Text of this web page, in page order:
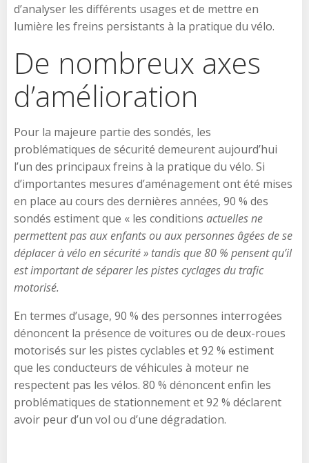
d’analyser les différents usages et de mettre en
lumière les freins persistants à la pratique du vélo.
De nombreux axes
d’amélioration
Pour la majeure partie des sondés, les
problématiques de sécurité demeurent aujourd’hui
l’un des principaux freins à la pratique du vélo. Si
d’importantes mesures d’aménagement ont été mises
en place au cours des dernières années, 90 % des
sondés estiment que « les conditions actuelles ne
permettent pas aux enfants ou aux personnes âgées de se
déplacer à vélo en sécurité » tandis que 80 % pensent qu’il
est important de séparer les pistes cyclages du trafic
motorisé.
En termes d’usage, 90 % des personnes interrogées
dénoncent la présence de voitures ou de deux-roues
motorisés sur les pistes cyclables et 92 % estiment
que les conducteurs de véhicules à moteur ne
respectent pas les vélos. 80 % dénoncent enfin les
problématiques de stationnement et 92 % déclarent
avoir peur d’un vol ou d’une dégradation.